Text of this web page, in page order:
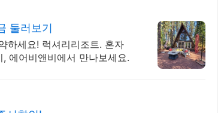
둘러보기
하세요! 럭셔리리조트. 혼자
에어비앤비에서 만나보세요.